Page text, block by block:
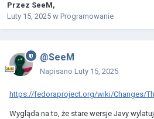
Przez SeeM,
Luty 15, 2025 w Programowanie
@SeeM
Napisano Luty 15, 2025
https://fedoraproject.org/wiki/Changes/
Wygląda na to, że stare wersje Javy